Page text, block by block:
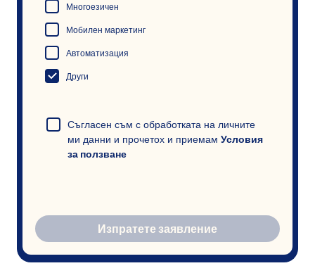
Многоезичен
Мобилен маркетинг
Автоматизация
Други
Съгласен съм с обработката на личните
ми данни и прочетох и приемам Условия
за ползване
Изпратете заявление